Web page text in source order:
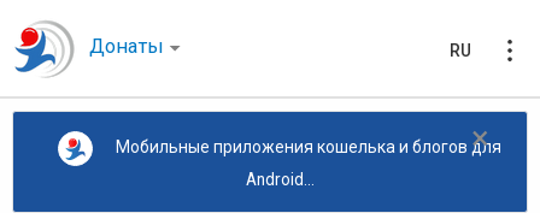
Донаты RU
×
Мобильные приложения кошелька и блогов для
Android...